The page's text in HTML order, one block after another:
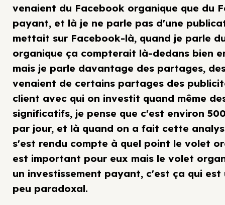
venaient du Facebook organique que du
payant, et là je ne parle pas d'une
mettait sur Facebook-là, quand je parle
organique ça compterait là-dedans bien
mais je parle davantage des partages,
venaient de certains partages des
client avec qui on investit quand même
significatifs, je pense que c'est environ
par jour, et là quand on a fait cette
s'est rendu compte à quel point le volet
est important pour eux mais le volet
un investissement payant, c'est ça qui
peu paradoxal.